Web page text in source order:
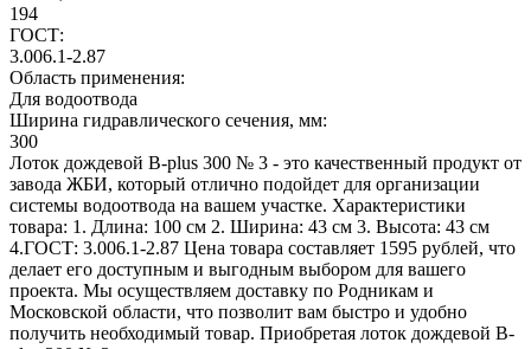
194
ГОСТ:
3.006.1-2.87
Область применения:
Для водоотвода
Ширина гидравлического сечения, мм:
300
Лоток дождевой B-plus 300 № 3 - это качественный продукт от
завода ЖБИ, который отлично подойдет для организации
системы водоотвода на вашем участке. Характеристики
товара: 1. Длина: 100 см 2. Ширина: 43 см 3. Высота: 43 см
4.ГОСТ: 3.006.1-2.87 Цена товара составляет 1595 рублей, что
делает его доступным и выгодным выбором для вашего
проекта. Мы осуществляем доставку по Родникам и
Московской области, что позволит вам быстро и удобно
получить необходимый товар. Приобретая лоток дождевой B-